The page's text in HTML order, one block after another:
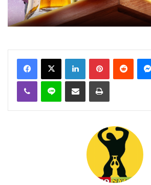
FacebookX Linkedin PinterestReddit
Viber Ligne Partager par email Imprimer